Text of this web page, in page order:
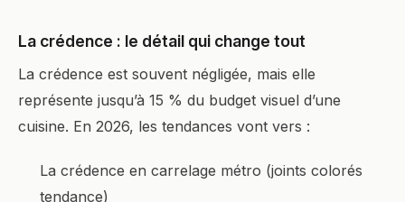
La crédence : le détail qui change tout
La crédence est souvent négligée, mais elle
représente jusqu’à 15 % du budget visuel d’une
cuisine. En 2026, les tendances vont vers :
La crédence en carrelage métro (joints colorés
tendance)